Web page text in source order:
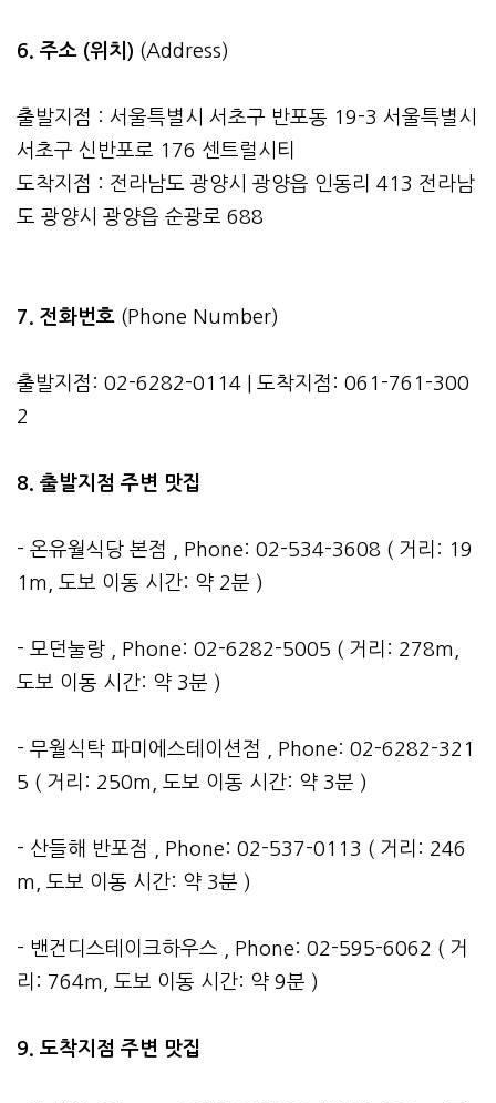
6. 주소 (위치) (Address)
출발지점 : 서울특별시 서초구 반포동 19-3 서울특별시
서초구 신반포로 176 센트럴시티
도착지점 : 전라남도 광양시 광양읍 인동리 413 전라남
도 광양시 광양읍 순광로 688
7. 전화번호 (Phone Number)
출발지점: 02-6282-0114 | 도착지점: 061-761-300
2
8. 출발지점 주변 맛집
- 온유월식당 본점 , Phone: 02-534-3608 ( 거리: 19
1m, 도보 이동 시간: 약 2분 )
- 모던눌랑 , Phone: 02-6282-5005 ( 거리: 278m,
도보 이동 시간: 약 3분 )
- 무월식탁 파미에스테이션점 , Phone: 02-6282-321
5 ( 거리: 250m, 도보 이동 시간: 약 3분 )
- 산들해 반포점 , Phone: 02-537-0113 ( 거리: 246
m, 도보 이동 시간: 약 3분 )
- 밴건디스테이크하우스 , Phone: 02-595-6062 ( 거
리: 764m, 도보 이동 시간: 약 9분 )
9. 도착지점 주변 맛집